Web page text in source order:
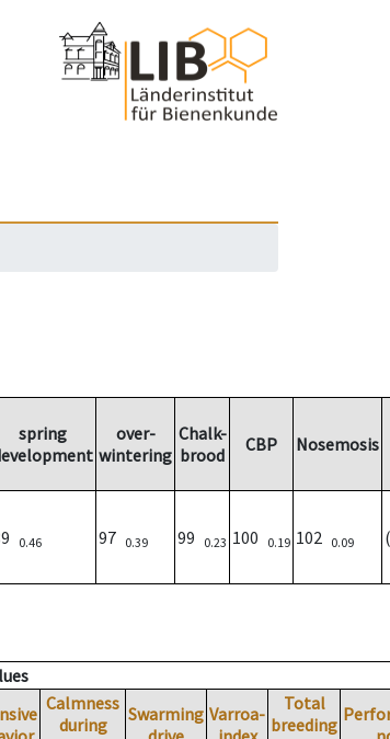
spring
over-
wintering
Chalk-
brood
CBP Nosemosis
0.46 97 0.39 99 0.23 100 0.19 102 0.09
Calmness
during
Swarming Varroa-
Total
breeding